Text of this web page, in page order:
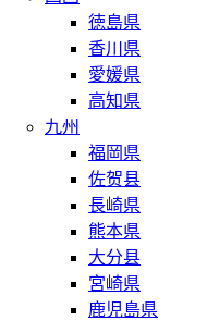
徳島県
香川県
愛媛県
高知県
九州
福岡県
佐贺县
長崎県
熊本県
大分县
宮崎県
鹿児島県